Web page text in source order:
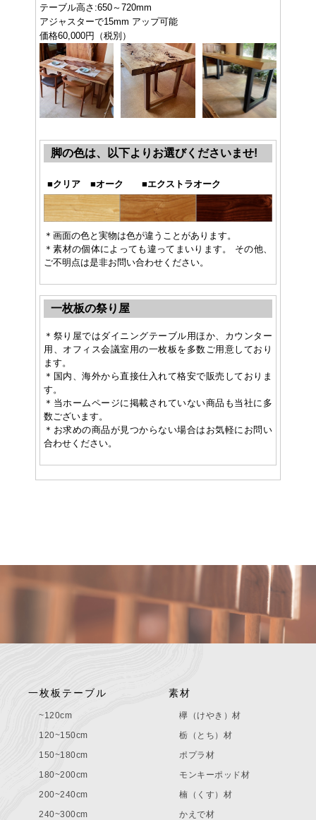
テーブル高さ:650～720mm
アジャスターで15mm アップ可能
価格60,000円（税別）
脚の色は、以下よりお選びくださいませ!
■クリア ■オーク ■エクストラオーク
＊画面の色と実物は色が違うことがあります。
＊素材の個体によっても違ってまいります。 その他、
ご不明点は是非お問い合わせください。
一枚板の祭り屋
＊祭り屋ではダイニングテーブル用ほか、カウンター
用、オフィス会議室用の一枚板を多数ご用意しており
ます。
＊国内、海外から直接仕入れて格安で販売しておりま
す。
＊当ホームページに掲載されていない商品も当社に多
数ございます。
＊お求めの商品が見つからない場合はお気軽にお問い
合わせください。
一枚板テーブル
~120cm
120~150cm
150~180cm
180~200cm
200~240cm
240~300cm
素材
欅（けやき）材
栃（とち）材
ポプラ材
モンキーポッド材
楠（くす）材
かえで材